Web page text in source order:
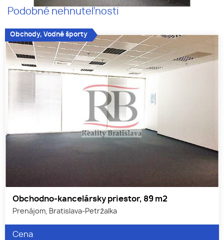
Podobné nehnuteľnosti
Obchodno-kancelársky priestor, 89 m2
Prenájom, Bratislava-Petržalka
Cena
Obchody, Vodné športy